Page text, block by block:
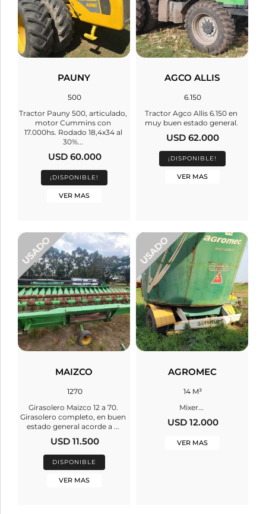
PAUNY
500
Tractor Pauny 500, articulado,
motor Cummins con
17.000hs. Rodado 18,4x34 al
30%...
USD 60.000
¡DISPONIBLE!
VER MAS
AGCO ALLIS
6.150
Tractor Agco Allis 6.150 en
muy buen estado general.
USD 62.000
¡DISPONIBLE!
VER MAS
MAIZCO
1270
Girasolero Maizco 12 a 70.
Girasolero completo, en buen
estado general acorde a ...
USD 11.500
DISPONIBLE
VER MAS
AGROMEC
14 M³
Mixer...
USD 12.000
VER MAS